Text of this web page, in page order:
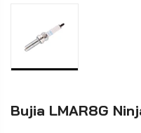
Bujia LMAR8G